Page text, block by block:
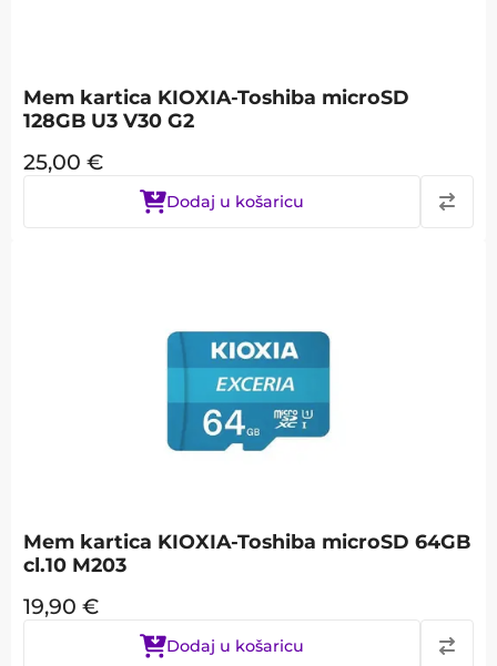
Mem kartica KIOXIA-Toshiba microSD
128GB U3 V30 G2
25,00 €
Dodaj u košaricu
Mem kartica KIOXIA-Toshiba microSD 64GB
cl.10 M203
19,90 €
Dodaj u košaricu